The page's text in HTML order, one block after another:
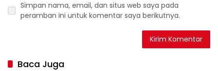
Simpan nama, email, dan situs web saya pada
peramban ini untuk komentar saya berikutnya.
Baca Juga